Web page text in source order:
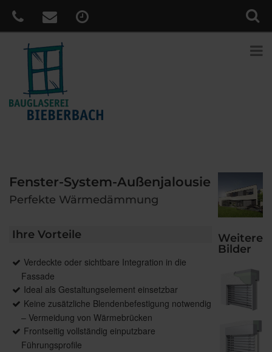
Fenster-System-Außenjalousie
Perfekte Wärmedämmung
Ihre Vorteile
Verdeckte oder sichtbare Integration in die
Fassade
Ideal als Gestaltungselement einsetzbar
Keine zusätzliche Blendenbefestigung notwendig
– Vermeidung von Wärmebrücken
Frontseitig vollständig einputzbare
Führungsprofile
Weitere
Bilder